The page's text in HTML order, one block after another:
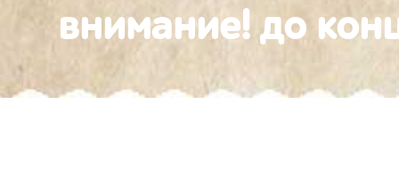
внимание! до